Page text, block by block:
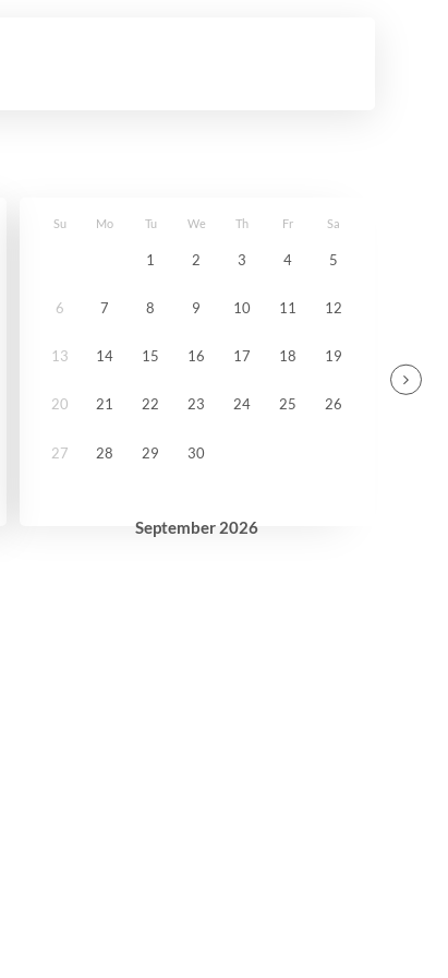
September 2026
Su Mo Tu We Th Fr Sa
1 2 3 4 5
6 7 8 9 10 11 12
13 14 15 16 17 18 19
20 21 22 23 24 25 26
27 28 29 30